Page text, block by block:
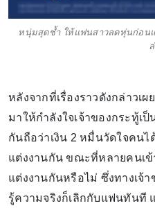
หนุ่มสุดช้ำ ให้แฟนสาวลดหุ่นก่อน
หลังจากที่เรื่องราวดังกล่าวเ
มาให้กำลังใจเจ้าของกระทู้เ
กันถือว่าเงิน 2 หมื่นวัดใจคน
แต่งงานกัน ขณะที่หลายคนเ
แต่งงานกันหรือไม่ ซึ่งทางเจ้
รู้ความจริงก็เลิกกับแฟนทันที